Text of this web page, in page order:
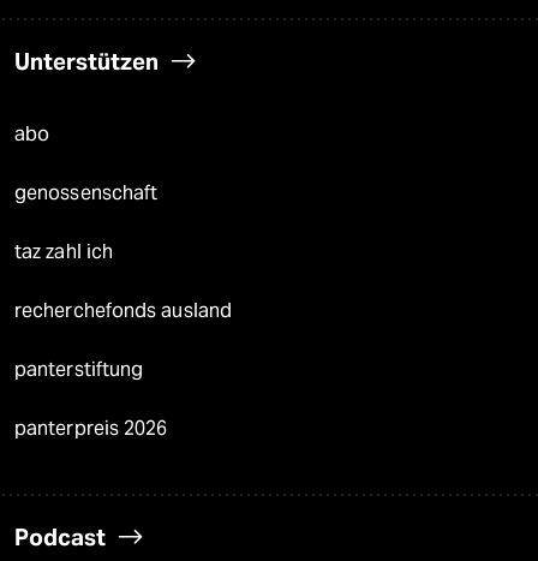
Unterstützen
abo
genossenschaft
taz zahl ich
recherchefonds ausland
panterstiftung
panterpreis 2026
Podcast